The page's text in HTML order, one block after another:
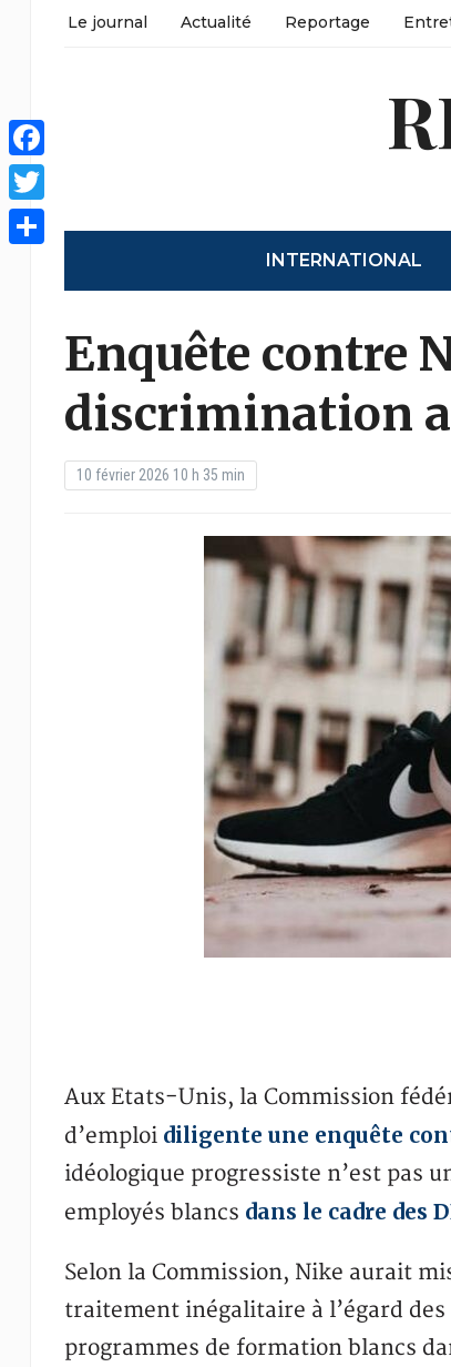
Le journal Actualité Reportage
INTERNATIONAL
Enquête contre
discrimination
10 février 2026 10 h 35 min
Aux Etats-Unis, la Commission
d’emploi diligente une enquête
idéologique progressiste n’est pas
employés blancs dans le cadre des
Selon la Commission, Nike aurait
traitement inégalitaire à l’égard
programmes de formation blancs
Facebook
Twitter